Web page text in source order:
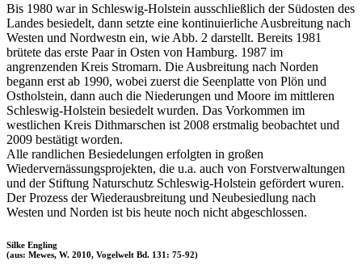
Bis 1980 war in Schleswig-Holstein ausschließlich der Südosten des
Landes besiedelt, dann setzte eine kontinuierliche Ausbreitung nach
Westen und Nordwestn ein, wie Abb. 2 darstellt. Bereits 1981
brütete das erste Paar in Osten von Hamburg. 1987 im
angrenzenden Kreis Stromarn. Die Ausbreitung nach Norden
begann erst ab 1990, wobei zuerst die Seenplatte von Plön und
Ostholstein, dann auch die Niederungen und Moore im mittleren
Schleswig-Holstein besiedelt wurden. Das Vorkommen im
westlichen Kreis Dithmarschen ist 2008 erstmalig beobachtet und
2009 bestätigt worden.
Alle randlichen Besiedelungen erfolgten in großen
Wiedervernässungsprojekten, die u.a. auch von Forstverwaltungen
und der Stiftung Naturschutz Schleswig-Holstein gefördert wuren.
Der Prozess der Wiederausbreitung und Neubesiedlung nach
Westen und Norden ist bis heute noch nicht abgeschlossen.
Silke Engling
(aus: Mewes, W. 2010, Vogelwelt Bd. 131: 75-92)